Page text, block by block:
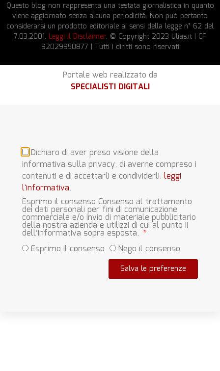
Questo blog non rappresenta una testata giornalistica in quanto
viene aggiornato senza alcuna periodicità. Non può pertanto
considerarsi un prodotto editoriale ai sensi della legge n° 62 del
7.03.2001. Leggi il Disclaimer. © Copyright 2023 Ulias.it | CF
92029950877 | Tutti i diritti sono riservati
Portale web realizzato da
SPECIALISTI DIGITALI
Dichiaro di aver preso visione della
informativa sulla privacy, di averne compreso i
contenuti e di accettarli e condividerli. leggi
l'informativa.
Esprimo il consenso Consenso al trattamento
dei dati personali per fini di comunicazione
commerciale e/o invio di materiale pubblicitario
della nostra azienda e utilizzi di cui al punto II
dell’informativa sopra esposta.
Esprimo il consenso
Nego il consenso
Salva le preferenze